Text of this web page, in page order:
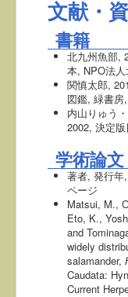
文献・
書籍
北九州魚部,
本, NPO法
関慎太郎,
図鑑, 緑書房
内山りゅう
2002, 決定
学術論文
著者, 発行年
ページ
Matsui, M.,
Eto, K.,
and
widely
salamander,
Caudata:
Current